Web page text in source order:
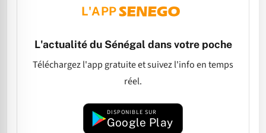
L'APP
L'actualité du Sénégal dans votre poche
Téléchargez l'app gratuite et suivez l'info en temps
réel.
DISPONIBLE SUR
Google Play